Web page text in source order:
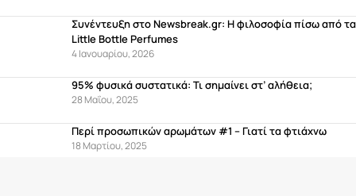
Συνέντευξη στο Newsbreak.gr: Η φιλοσοφία πίσω από τα
Little Bottle Perfumes
4 Ιανουαρίου, 2026
95% φυσικά συστατικά: Τι σημαίνει στ’ αλήθεια;
28 Μαΐου, 2025
Περί προσωπικών αρωμάτων #1 – Γιατί τα φτιάχνω
18 Μαρτίου, 2025